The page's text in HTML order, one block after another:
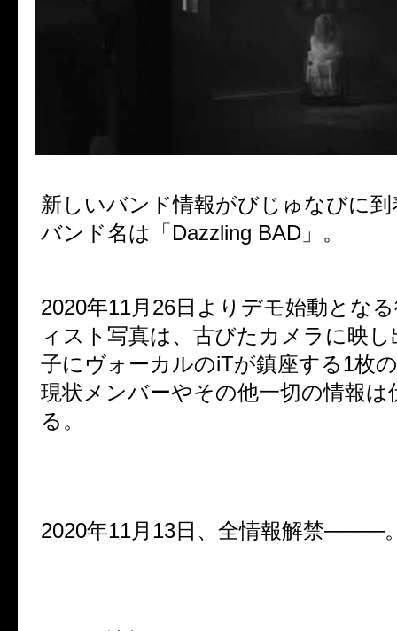
新しいバンド情報がびじゅなびに到
バンド名は「Dazzling BAD」。
2020年11月26日よりデモ始動とな
ィスト写真は、古びたカメラに映
子にヴォーカルのiTが鎮座する1枚
現状メンバーやその他一切の情報は
る。
2020年11月13日、全情報解禁────